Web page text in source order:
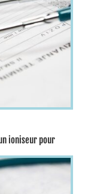
ioniseur pour